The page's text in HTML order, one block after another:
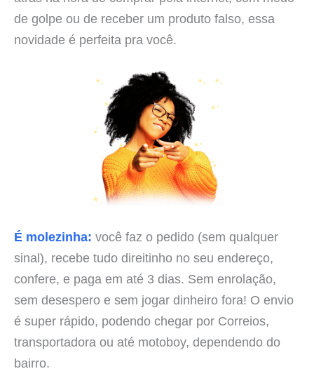
de golpe ou de receber um produto falso, essa
novidade é perfeita pra você.
É molezinha: você faz o pedido (sem qualquer
sinal), recebe tudo direitinho no seu endereço,
confere, e paga em até 3 dias. Sem enrolação,
sem desespero e sem jogar dinheiro fora! O envio
é super rápido, podendo chegar por Correios,
transportadora ou até motoboy, dependendo do
bairro.